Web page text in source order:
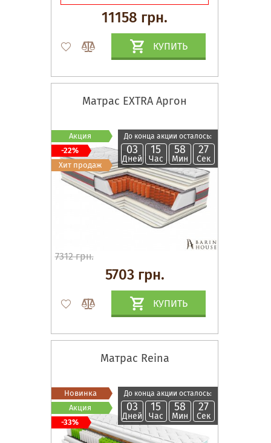
11158 грн.
КУПИТЬ
Матрас EXTRA Аргон
До конца акции осталось:
03
Дней
15
Час
58
Мин
26
Сек
7312 грн.
5703 грн.
КУПИТЬ
Акция
-22%
Хит продаж
Матрас Reina
До конца акции осталось:
03
Дней
15
Час
58
Мин
26
Сек
Новинка
Акция
-33%